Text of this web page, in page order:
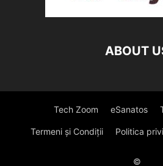
ABOUT
Tech Zoom eSanatos
Termeni și Condiții Politica
©